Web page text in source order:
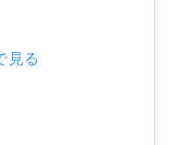
見る